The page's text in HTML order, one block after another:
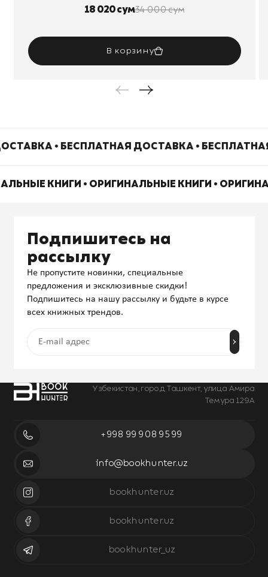
18 020 сум34 000 сум
В корзину
• БЕСПЛАТНАЯ ДОСТАВКА •
КНИГИ • ОРИГИНАЛЬНЫЕ КНИГИ •
Узбекистан, город Ташкент, улица Амира
Темура 129А
+998 99 908 95 99
info@bookhunter.uz
bookhunter.uz
bookhunter.uz
bookhunter_uz
Подпишитесь на
рассылку
Не пропустите новинки, специальные
предложения и эксклюзивные скидки!
Подпишитесь на нашу рассылку и будьте в курсе
всех книжных трендов.